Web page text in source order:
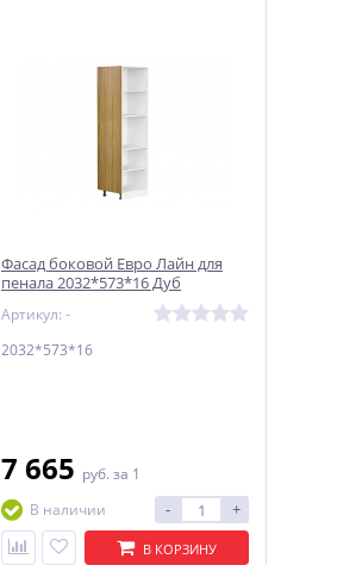
Фасад боковой Евро Лайн для
пенала 2032*573*16 Дуб
Артикул: -
2032*573*16
7 665 руб. за 1
В наличии
- +
В КОРЗИНУ